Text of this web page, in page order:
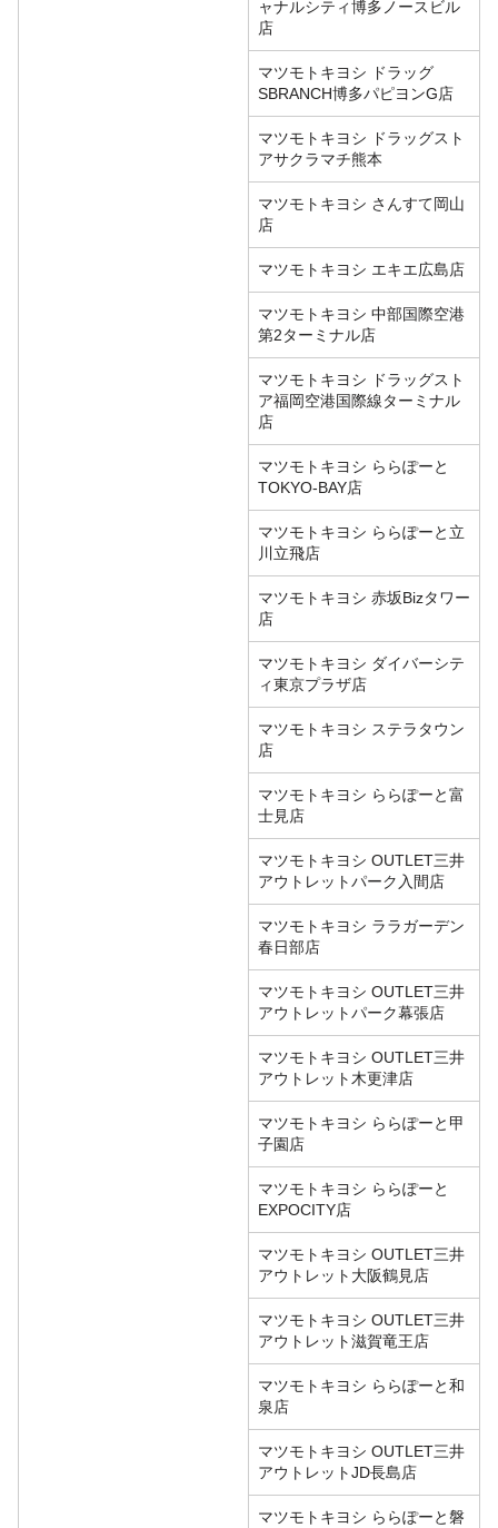
ャナルシティ博多ノースビル
店
マツモトキヨシ ドラッグ
SBRANCH博多パピヨンG店
マツモトキヨシ ドラッグスト
アサクラマチ熊本
マツモトキヨシ さんすて岡山
店
マツモトキヨシ エキエ広島店
マツモトキヨシ 中部国際空港
第2ターミナル店
マツモトキヨシ ドラッグスト
ア福岡空港国際線ターミナル
店
マツモトキヨシ ららぽーと
TOKYO-BAY店
マツモトキヨシ ららぽーと立
川立飛店
マツモトキヨシ 赤坂Bizタワー
店
マツモトキヨシ ダイバーシテ
ィ東京プラザ店
マツモトキヨシ ステラタウン
店
マツモトキヨシ ららぽーと富
士見店
マツモトキヨシ OUTLET三井
アウトレットパーク入間店
マツモトキヨシ ララガーデン
春日部店
マツモトキヨシ OUTLET三井
アウトレットパーク幕張店
マツモトキヨシ OUTLET三井
アウトレット木更津店
マツモトキヨシ ららぽーと甲
子園店
マツモトキヨシ ららぽーと
EXPOCITY店
マツモトキヨシ OUTLET三井
アウトレット大阪鶴見店
マツモトキヨシ OUTLET三井
アウトレット滋賀竜王店
マツモトキヨシ ららぽーと和
泉店
マツモトキヨシ OUTLET三井
アウトレットJD長島店
マツモトキヨシ ららぽーと磐